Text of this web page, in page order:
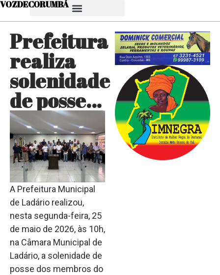
VOZDECORUMBÁ
Prefeitura
realiza
solenidade
de posse…
A Prefeitura Municipal
de Ladário realizou,
nesta segunda-feira, 25
de maio de 2026, às 10h,
na Câmara Municipal de
Ladário, a solenidade de
posse dos membros do